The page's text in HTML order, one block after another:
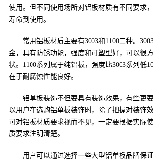
使用。但不同使用场所对铝板材质有不同要求
寿命到使用。
常用铝板材质主要有3003和1100二种。
金，具有防锈功能，强度和可塑型好，可以很
状。1100系列属于纯铝板，强度比3003系列低
在于耐腐蚀性能良好。
铝单板装饰不但要具有装饰效果，有些更要
以用户在选购铝单板装饰时，除了把握对装饰
可对铝板材质要求视而不见，一定要根据实际
质要求注明清楚。
用户可以通过选择一些大型铝单板品牌保证